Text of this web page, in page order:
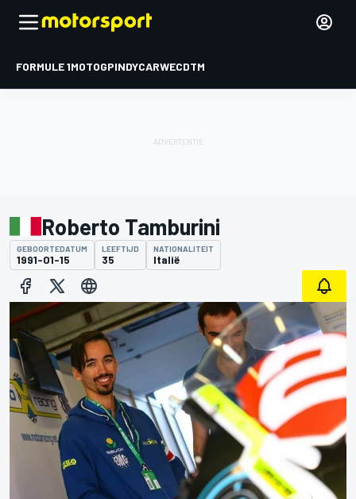
FORMULE 1MOTOGPINDYCARWECDTM
Roberto Tamburini
GEBOORTEDATUM
1991-01-15
LEEFTIJD
35
NATIONALITEIT
Italië